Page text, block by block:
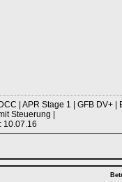
| APR Stage 1 | GFB
Steuerung |
10.07.16